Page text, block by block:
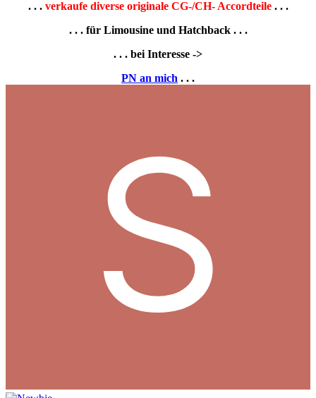
. . .verkaufe diverse originale CG-/CH- Accordteile. . .
. . . für Limousine und Hatchback . . .
. . . bei Interesse ->
PN an mich . . .